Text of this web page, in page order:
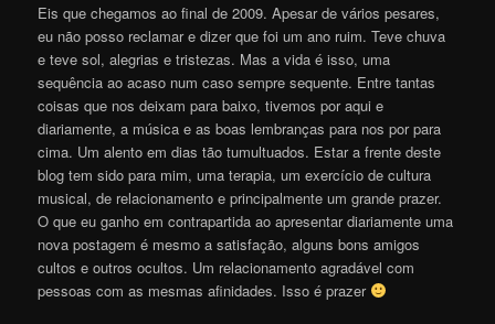
Eis que chegamos ao final de 2009. Apesar de vários pesares,
eu não posso reclamar e dizer que foi um ano ruim. Teve chuva
e teve sol, alegrias e tristezas. Mas a vida é isso, uma
sequência ao acaso num caso sempre sequente. Entre tantas
coisas que nos deixam para baixo, tivemos por aqui e
diariamente, a música e as boas lembranças para nos por para
cima. Um alento em dias tão tumultuados. Estar a frente deste
blog tem sido para mim, uma terapia, um exercício de cultura
musical, de relacionamento e principalmente um grande prazer.
O que eu ganho em contrapartida ao apresentar diariamente uma
nova postagem é mesmo a satisfação, alguns bons amigos
cultos e outros ocultos. Um relacionamento agradável com
pessoas com as mesmas afinidades. Isso é prazer